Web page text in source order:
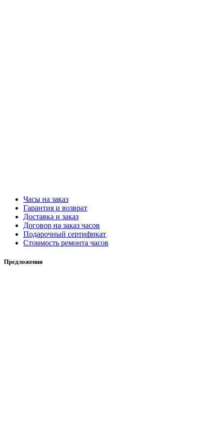
Часы на заказ
Гарантия и возврат
Доставка и заказ
Договор на заказ часов
Подарочный сертификат
Стоимость ремонта часов
Предложения